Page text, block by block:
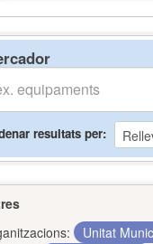
resultats per
Unitat